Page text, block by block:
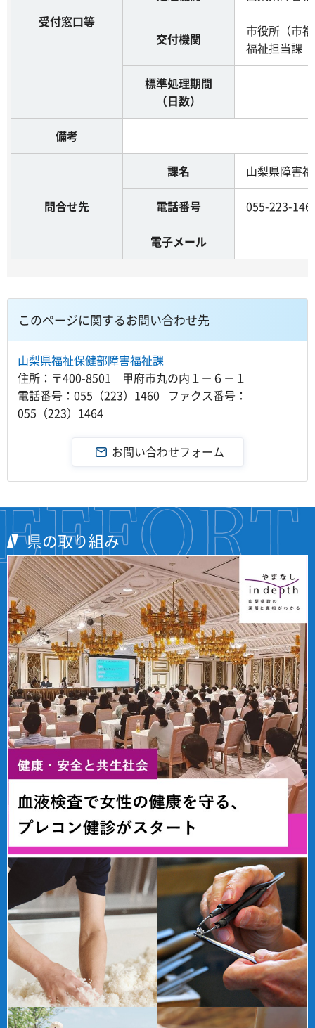
受付窓口等
交付機関
市役所（市
福祉担当課
標準処理期間
（日数）
備考
問合せ先
課名 山梨県障害
電話番号 055-223-
電子メール
このページに関するお問い合わせ先
山梨県福祉保健部障害福祉課
住所：〒400-8501 甲府市丸の内１－６－１
電話番号：055（223）1460 ファクス番号：
055（223）1464
県の取り組み